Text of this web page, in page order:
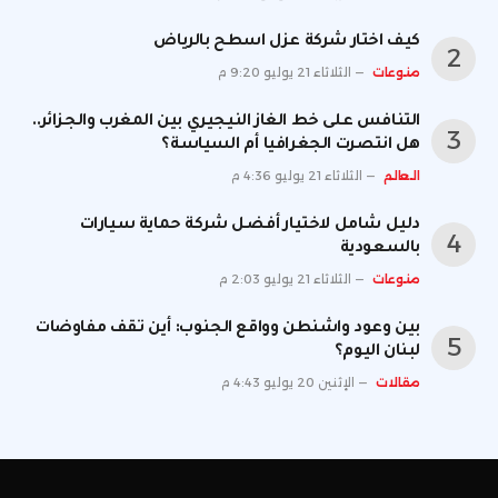
كيف اختار شركة عزل اسطح بالرياض
منوعات الثلاثاء 21 يوليو 9:20 م
التنافس على خط الغاز النيجيري بين المغرب والجزائر..
هل انتصرت الجغرافيا أم السياسة؟
العالم الثلاثاء 21 يوليو 4:36 م
دليل شامل لاختيار أفضل شركة حماية سيارات
بالسعودية
منوعات الثلاثاء 21 يوليو 2:03 م
بين وعود واشنطن وواقع الجنوب: أين تقف مفاوضات
لبنان اليوم؟
مقالات الإثنين 20 يوليو 4:43 م